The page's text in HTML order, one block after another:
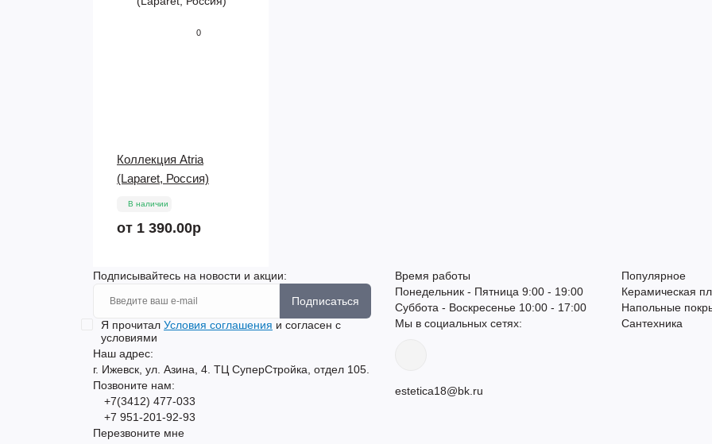
0
Коллекция Atria
(Laparet, Россия)
В наличии
от 1 390.00р
Подписывайтесь на новости и акции:
Подписаться
Я прочитал Условия соглашения и согласен с
условиями
Наш адрес:
г. Ижевск, ул. Азина, 4. ТЦ СуперСтройка, отдел 105.
Позвоните нам:
+7(3412) 477-033
+7 951-201-92-93
Перезвоните мне
Время работы
Понедельник - Пятница 9:00 - 19:00
Суббота - Воскресенье 10:00 - 17:00
Мы в социальных сетях:
estetica18@bk.ru
Популярное
Керамическая
Напольные
Сантехника